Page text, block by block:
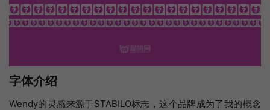
SEEK NOTHING
Sharpens Love, presence
字体介绍
Wendy的灵感来源于STABILO标志，这个品牌成为了我的概念